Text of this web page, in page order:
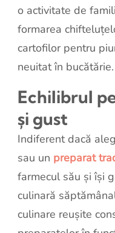
o activitate de
formarea
cartofilor pentru
neuitat în bucătărie.
Echilibrul
și gust
Indiferent dacă
sau un preparat
farmecul său și își
culinară
culinare reușite